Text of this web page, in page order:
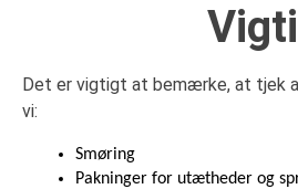
Det er vigtigt at bemærke, at tjek
vi:
Smøring
Pakninger for utætheder og